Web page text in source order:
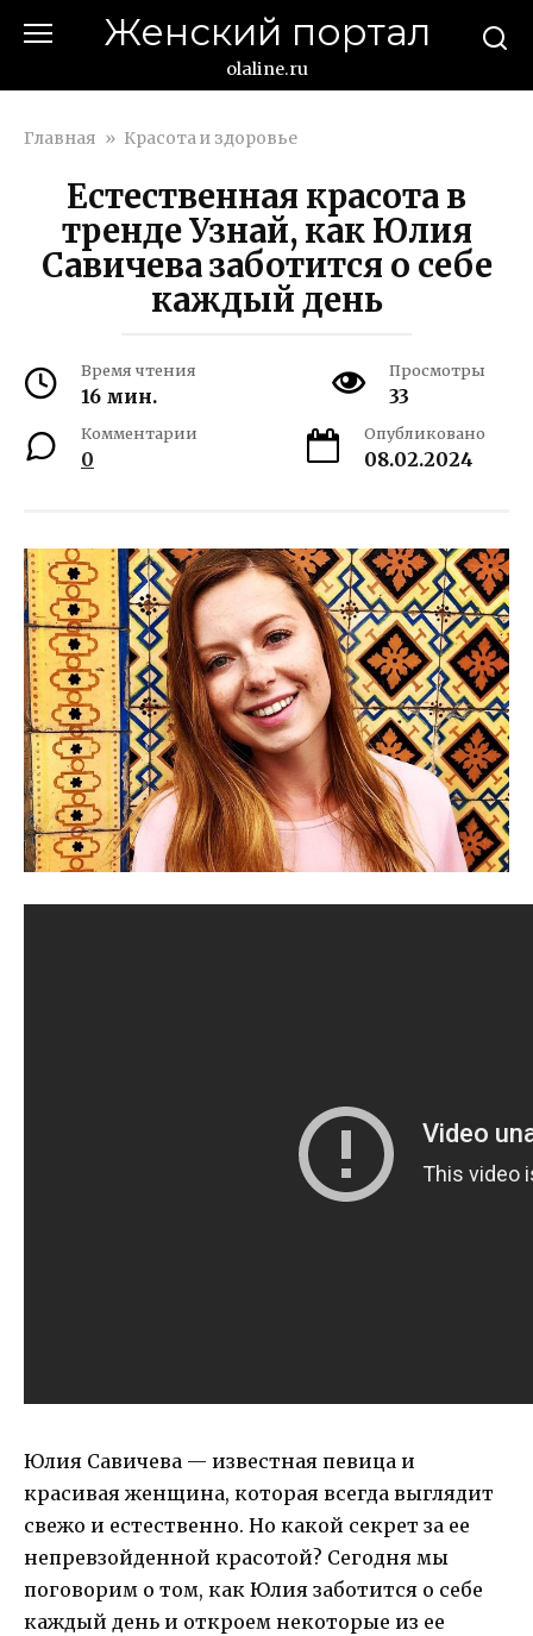
Женский портал
olaline.ru
Главная » Красота и здоровье
Естественная красота в
тренде Узнай, как Юлия
Савичева заботится о себе
каждый день
Время чтения
16 мин.
Просмотры
33
Комментарии
0
Опубликовано
08.02.2024
Юлия Савичева — известная певица и
красивая женщина, которая всегда выглядит
свежо и естественно. Но какой секрет за ее
непревзойденной красотой? Сегодня мы
поговорим о том, как Юлия заботится о себе
каждый день и откроем некоторые из ее